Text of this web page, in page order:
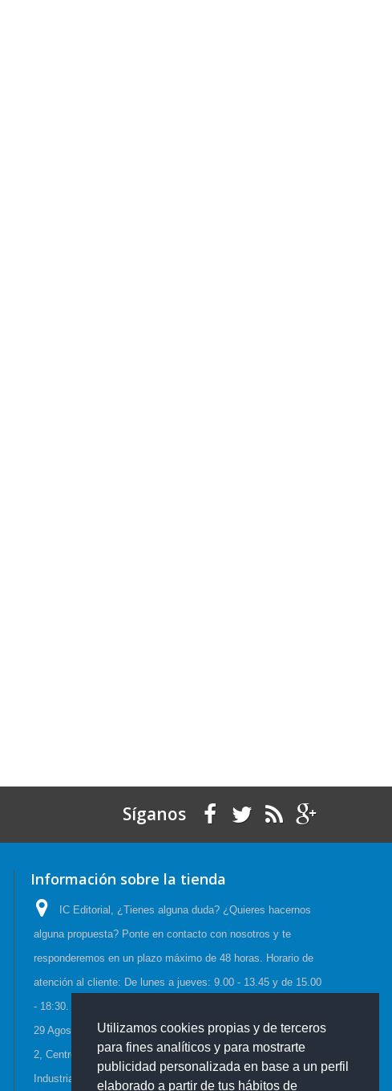
Utilizamos cookies propias y de terceros
para fines analíticos y para mostrarte
publicidad personalizada en base a un perfil
elaborado a partir de tus hábitos de
Síganos
Información sobre la tienda
IC Editorial, ¿Tienes alguna duda? ¿Quieres hacernos
alguna propuesta? Ponte en contacto con nosotros y te
responderemos en un plazo máximo de 48 horas. Horario de
atención al cliente: De lunes a jueves: 9.00 - 13.45 y de 15.00
- 18:30. Viernes: 9.00 - 15.00, Horario de Verano:(23 Junio a
29 Agosto) De lunes a viernes: 08:00-15:00, C/Cueva de Viera
2, Centro de negocios CADI, Edf. Antequera local 3 Polígono
Industrial de Antequera 29200 Antequera España